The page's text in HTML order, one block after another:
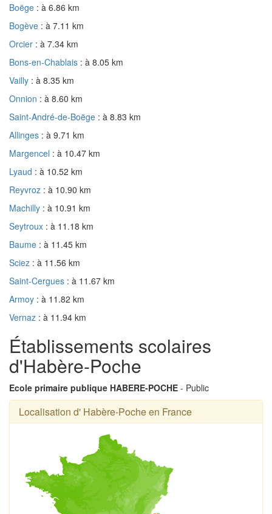
Boëge : à 6.86 km
Bogève : à 7.11 km
Orcier : à 7.34 km
Bons-en-Chablais : à 8.05 km
Vailly : à 8.35 km
Onnion : à 8.60 km
Saint-André-de-Boëge : à 8.83 km
Allinges : à 9.71 km
Margencel : à 10.47 km
Lyaud : à 10.52 km
Reyvroz : à 10.90 km
Machilly : à 10.91 km
Seytroux : à 11.18 km
Baume : à 11.45 km
Sciez : à 11.56 km
Saint-Cergues : à 11.67 km
Armoy : à 11.82 km
Vernaz : à 11.94 km
Établissements scolaires
d'Habère-Poche
Ecole primaire publique HABERE-POCHE - Public
Localisation d' Habère-Poche en France